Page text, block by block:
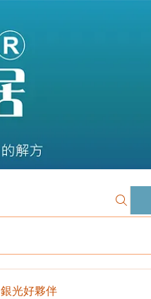
銀光好夥伴